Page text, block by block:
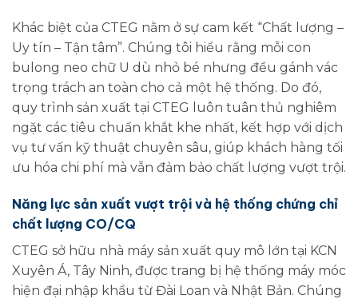
Khác biệt của CTEG nằm ở sự cam kết “Chất lượng –
Uy tín – Tận tâm”. Chúng tôi hiểu rằng mỗi con
bulong neo chữ U dù nhỏ bé nhưng đều gánh vác
trọng trách an toàn cho cả một hệ thống. Do đó,
quy trình sản xuất tại CTEG luôn tuân thủ nghiêm
ngặt các tiêu chuẩn khắt khe nhất, kết hợp với dịch
vụ tư vấn kỹ thuật chuyên sâu, giúp khách hàng tối
ưu hóa chi phí mà vẫn đảm bảo chất lượng vượt trội.
Năng lực sản xuất vượt trội và hệ thống chứng chỉ
chất lượng CO/CQ
CTEG sở hữu nhà máy sản xuất quy mô lớn tại KCN
Xuyên Á, Tây Ninh, được trang bị hệ thống máy móc
hiện đại nhập khẩu từ Đài Loan và Nhật Bản. Chúng